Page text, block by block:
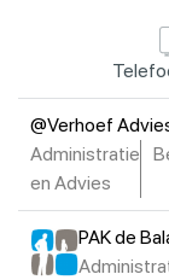
@Verhoef
Administratie
en Advies
PAK de